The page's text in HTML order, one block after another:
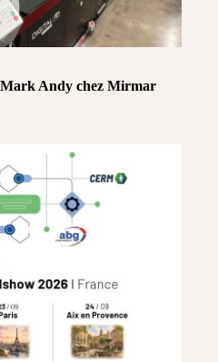
Andy chez Mirmar